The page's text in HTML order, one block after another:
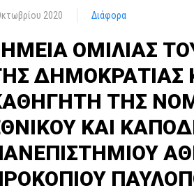
2020 Διάφορα
ΟΜΙΛΙΑΣ
ΔΗΜΟΚΡΑΤΙΑΣ
ΤΗΣ
ΚΑΙ